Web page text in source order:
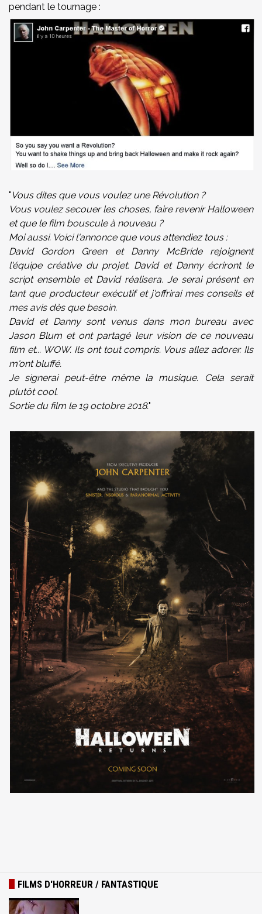
pendant le tournage :
" Vous dites que vous voulez une Révolution ?
Vous voulez secouer les choses, faire revenir Halloween
et que le film bouscule à nouveau ?
Moi aussi. Voici l'annonce que vous attendiez tous :
David Gordon Green et Danny McBride rejoignent
l'équipe créative du projet. David et Danny écriront le
script ensemble et David réalisera. Je serai présent en
tant que producteur exécutif et j'offrirai mes conseils et
mes avis dès que besoin.
David et Danny sont venus dans mon bureau avec
Jason Blum et ont partagé leur vision de ce nouveau
film et... WOW. Ils ont tout compris. Vous allez adorer. Ils
m'ont bluffé.
Je signerai peut-être même la musique. Cela serait
plutôt cool.
Sortie du film le 19 octobre 2018."
FILMS D'HORREUR / FANTASTIQUE